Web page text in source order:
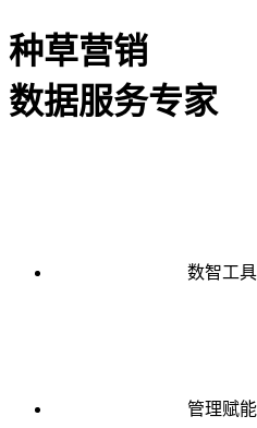
种草营销
数据服务专家
数智工具
管理赋能